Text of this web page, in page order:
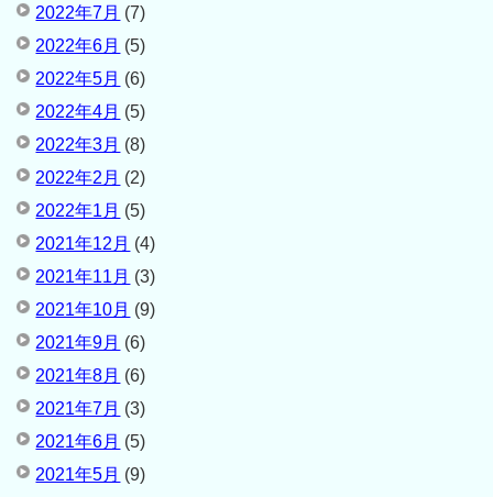
2022年7月 (7)
2022年6月 (5)
2022年5月 (6)
2022年4月 (5)
2022年3月 (8)
2022年2月 (2)
2022年1月 (5)
2021年12月 (4)
2021年11月 (3)
2021年10月 (9)
2021年9月 (6)
2021年8月 (6)
2021年7月 (3)
2021年6月 (5)
2021年5月 (9)